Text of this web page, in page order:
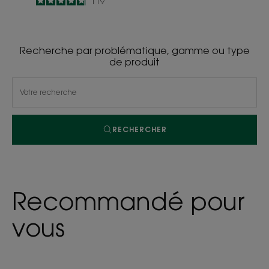
Recherche par problématique, gamme ou type
de produit
RECHERCHER
Recommandé pour
vous